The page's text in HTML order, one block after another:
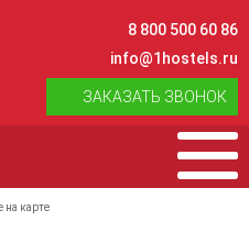
8 800 500 60 86
info@1hostels.ru
ЗАКАЗАТЬ ЗВОНОК
на карте